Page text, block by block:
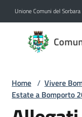
Unione Comuni del Sorbara
Comune
di
Home / Vivere
Estate a Bomporto